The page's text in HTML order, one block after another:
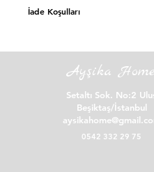
İade Koşulları
sahipsiniz.
İade işlemi için bize Instagram
üzerinden ulaşmanızı rica ederiz.
Ayşika Home
Setaltı Sok. No:2
Beşiktaş/İstanbul
0542 332 29 75